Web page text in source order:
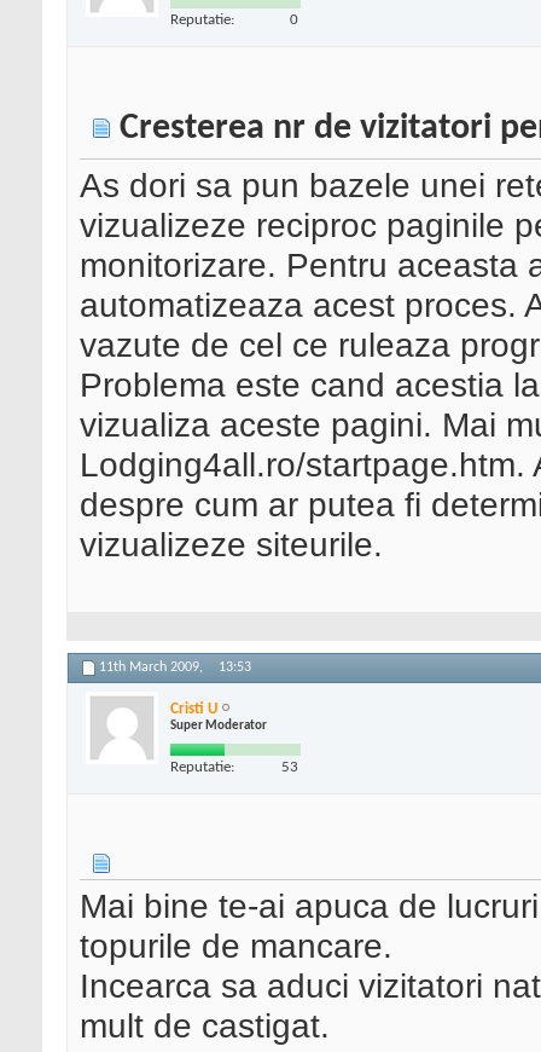
Reputatie: 0
Cresterea nr de vizitatori
As dori sa pun bazele unei
vizualizeze reciproc paginile
monitorizare. Pentru aceasta
automatizeaza acest proces.
vazute de cel ce ruleaza
Problema este cand acestia
vizualiza aceste pagini. Mai
Lodging4all.ro/
despre cum ar putea fi
vizualizeze siteurile.
11th March 2009, 13:53
Cristi U
Super Moderator
Reputatie: 53
Mai bine te-ai apuca de
topurile de mancare.
Incearca sa aduci vizitatori
mult de castigat.